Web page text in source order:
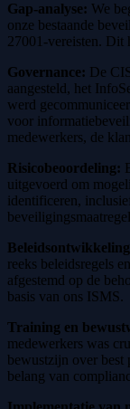
Gap-analyse: We
onze bestaande
27001-vereisten. Dit
Governance: De
aangesteld, het
werd
voor
medewerkers, de
Risicobeoordeling:
uitgevoerd om
identificeren,
reeks beleidsregels
afgestemd op de
basis van ons ISMS.
Training en
medewerkers was
bewustzijn over best
belang van